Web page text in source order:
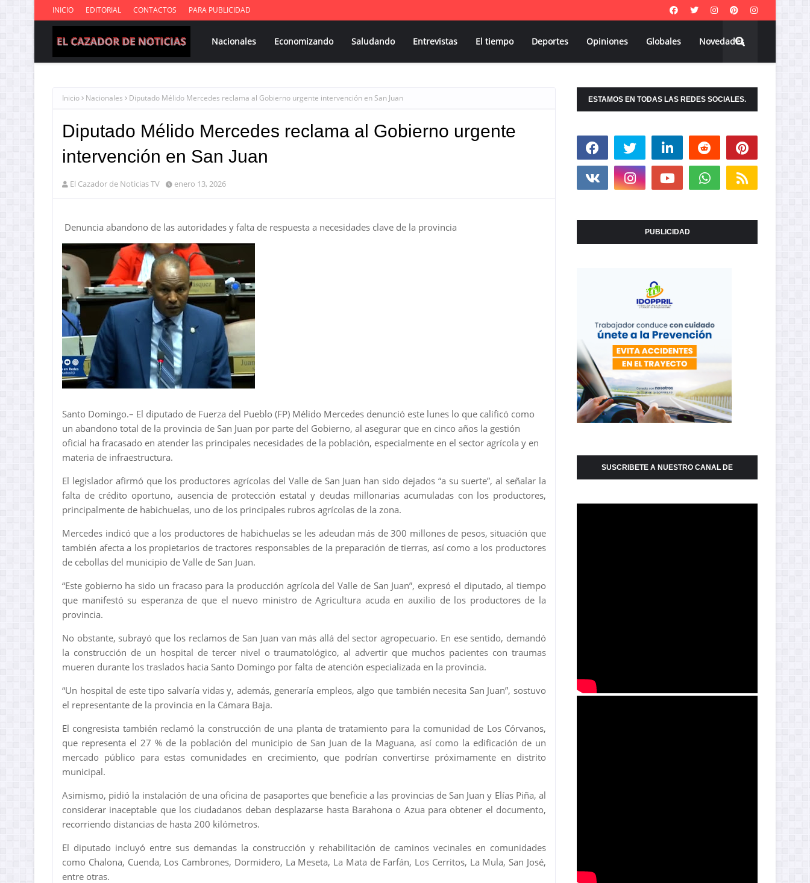
INICIO EDITORIAL CONTACTOS PARA PUBLICIDAD
Nacionales Economizando Saludando Entrevistas El tiempo Deportes Opiniones Globales Novedades
Inicio Nacionales Diputado Mélido Mercedes reclama al Gobierno urgente intervención en San Juan
Diputado Mélido Mercedes reclama al Gobierno urgente
intervención en San Juan
El Cazador de Noticias TV enero 13, 2026
Denuncia abandono de las autoridades y falta de respuesta a necesidades clave de la provincia
Santo Domingo.– El diputado de Fuerza del Pueblo (FP) Mélido Mercedes denunció este lunes lo que calificó como
un abandono total de la provincia de San Juan por parte del Gobierno, al asegurar que en cinco años la gestión
oficial ha fracasado en atender las principales necesidades de la población, especialmente en el sector agrícola y en
materia de infraestructura.
El legislador afirmó que los productores agrícolas del Valle de San Juan han sido dejados “a su suerte”, al señalar la
falta de crédito oportuno, ausencia de protección estatal y deudas millonarias acumuladas con los productores,
principalmente de habichuelas, uno de los principales rubros agrícolas de la zona.
Mercedes indicó que a los productores de habichuelas se les adeudan más de 300 millones de pesos, situación que
también afecta a los propietarios de tractores responsables de la preparación de tierras, así como a los productores
de cebollas del municipio de Valle de San Juan.
“Este gobierno ha sido un fracaso para la producción agrícola del Valle de San Juan”, expresó el diputado, al tiempo
que manifestó su esperanza de que el nuevo ministro de Agricultura acuda en auxilio de los productores de la
provincia.
No obstante, subrayó que los reclamos de San Juan van más allá del sector agropecuario. En ese sentido, demandó
la construcción de un hospital de tercer nivel o traumatológico, al advertir que muchos pacientes con traumas
mueren durante los traslados hacia Santo Domingo por falta de atención especializada en la provincia.
“Un hospital de este tipo salvaría vidas y, además, generaría empleos, algo que también necesita San Juan”, sostuvo
el representante de la provincia en la Cámara Baja.
El congresista también reclamó la construcción de una planta de tratamiento para la comunidad de Los Córvanos,
que representa el 27 % de la población del municipio de San Juan de la Maguana, así como la edificación de un
mercado público para estas comunidades en crecimiento, que podrían convertirse próximamente en distrito
municipal.
Asimismo, pidió la instalación de una oficina de pasaportes que beneficie a las provincias de San Juan y Elías Piña, al
considerar inaceptable que los ciudadanos deban desplazarse hasta Barahona o Azua para obtener el documento,
recorriendo distancias de hasta 200 kilómetros.
El diputado incluyó entre sus demandas la construcción y rehabilitación de caminos vecinales en comunidades
como Chalona, Cuenda, Los Cambrones, Dormidero, La Meseta, La Mata de Farfán, Los Cerritos, La Mula, San José,
entre otras.
ESTAMOS EN TODAS LAS REDES SOCIALES.
PUBLICIDAD
SUSCRIBETE A NUESTRO CANAL DE